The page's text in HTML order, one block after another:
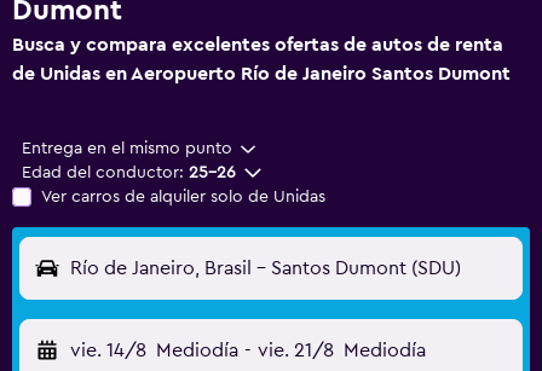
Dumont
Busca y compara excelentes ofertas de autos de renta
de Unidas en Aeropuerto Río de Janeiro Santos Dumont
Entrega en el mismo punto
Edad del conductor: 25-26
Ver carros de alquiler solo de Unidas
Río de Janeiro, Brasil - Santos Dumont (SDU)
vie. 14/8 Mediodía - vie. 21/8 Mediodía